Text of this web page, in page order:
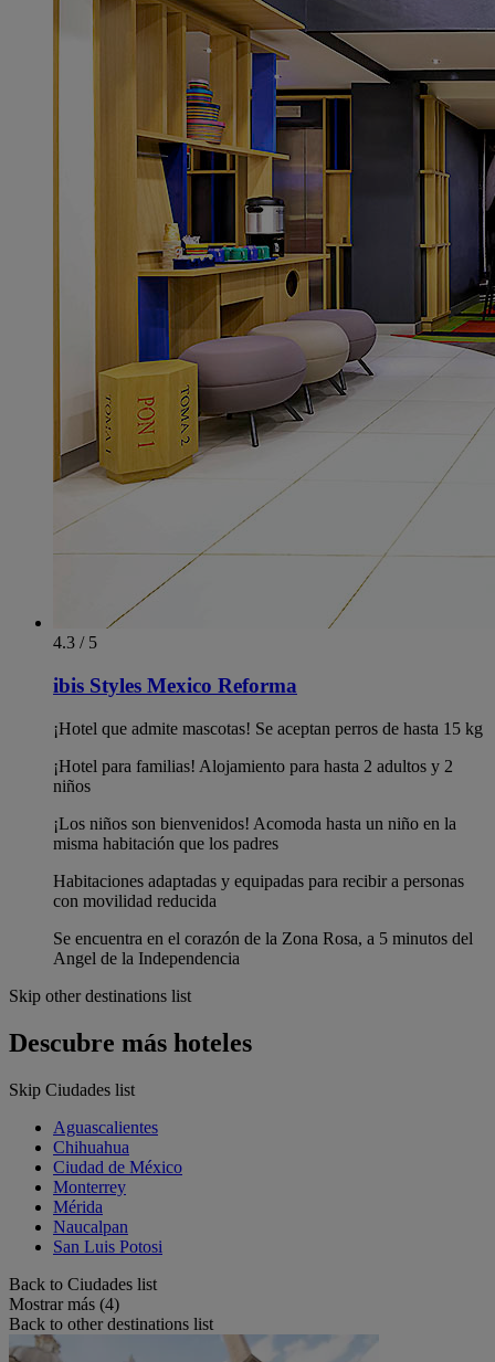
4.3 / 5
ibis Styles Mexico Reforma
¡Hotel que admite mascotas! Se aceptan perros de hasta 15 kg
¡Hotel para familias! Alojamiento para hasta 2 adultos y 2
niños
¡Los niños son bienvenidos! Acomoda hasta un niño en la
misma habitación que los padres
Habitaciones adaptadas y equipadas para recibir a personas
con movilidad reducida
Se encuentra en el corazón de la Zona Rosa, a 5 minutos del
Angel de la Independencia
Skip other destinations list
Descubre más hoteles
Skip Ciudades list
Aguascalientes
Chihuahua
Ciudad de México
Monterrey
Mérida
Naucalpan
San Luis Potosi
Back to Ciudades list
Mostrar más (4)
Back to other destinations list